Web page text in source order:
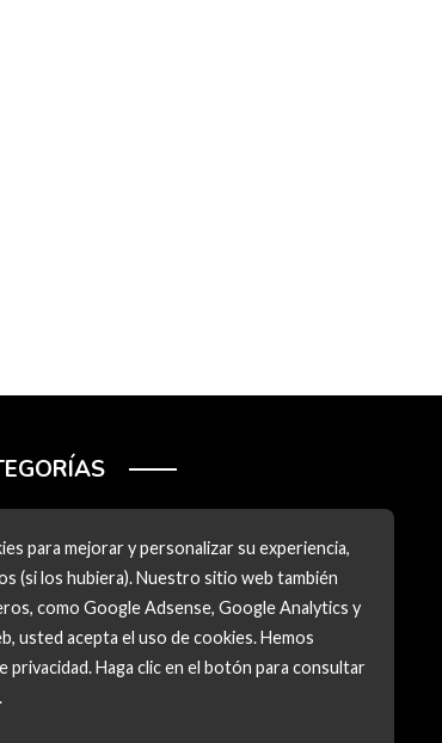
para mejorar y personalizar su experiencia,
(si los hubiera). Nuestro sitio web también
como Google Adsense, Google Analytics y
usted acepta el uso de cookies. Hemos
privacidad. Haga clic en el botón para consultar
y ocio
y negocios
social